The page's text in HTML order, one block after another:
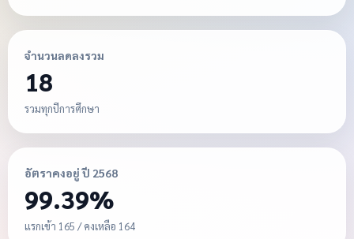
จำนวนลดลงรวม
18
รวมทุกปีการศึกษา
อัตราคงอยู่ ปี 2568
99.39%
แรกเข้า 165 / คงเหลือ 164